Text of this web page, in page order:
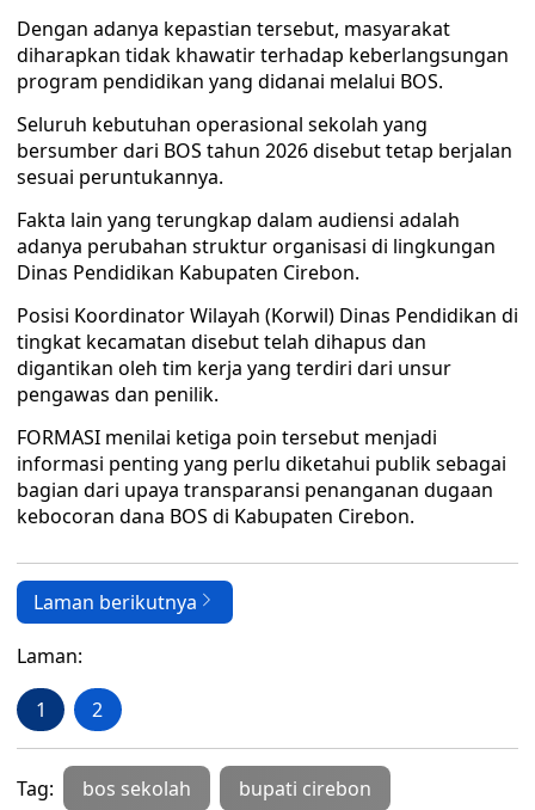
Dengan adanya kepastian tersebut, masyarakat
diharapkan tidak khawatir terhadap keberlangsungan
program pendidikan yang didanai melalui BOS.
Seluruh kebutuhan operasional sekolah yang
bersumber dari BOS tahun 2026 disebut tetap berjalan
sesuai peruntukannya.
Fakta lain yang terungkap dalam audiensi adalah
adanya perubahan struktur organisasi di lingkungan
Dinas Pendidikan Kabupaten Cirebon.
Posisi Koordinator Wilayah (Korwil) Dinas Pendidikan di
tingkat kecamatan disebut telah dihapus dan
digantikan oleh tim kerja yang terdiri dari unsur
pengawas dan penilik.
FORMASI menilai ketiga poin tersebut menjadi
informasi penting yang perlu diketahui publik sebagai
bagian dari upaya transparansi penanganan dugaan
kebocoran dana BOS di Kabupaten Cirebon.
Laman berikutnya
Laman:
1 2
Tag: bos sekolah bupati cirebon